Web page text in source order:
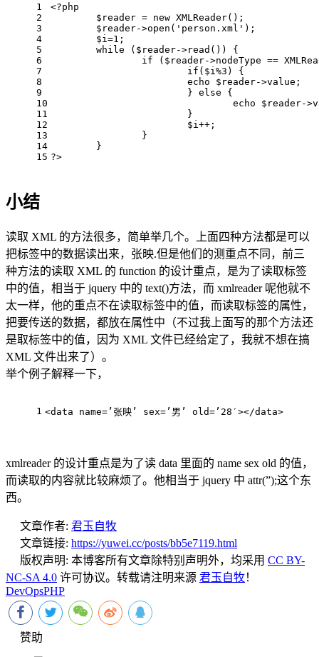
1
2
3
4
5
6
7
8
9
10
11
12
13
14
15
<?php
$reader = new XMLReader();
$reader->open ( 'person.xml' );
$i =1 ;
while
( $reader->read ()) {
if
( $reader->nodeType ==
if ( $i %3 ) {
echo
$reader->value;
			}
else {
echo
$reader-
			}
$i ++;
		}
	}
?>
小结
读取 XML 的方法很多，简单举几个。上面四种方法都是可以
把标签中的数据读出来， 张映.但是他们的测重点不同，前三
种方法的读取 XML 的 function 的设计重点，是为了读取标签
中的值，相当于 jquery 中的 text()方法，而 xmlreader 呢他就不
太一样，他的重点不在读取标签中的值，而读取标签的属性，
把要传送的数据，都放在属性中（不过我上面写的那个方法还
是取标签中的值，因为 XML 文件已经给定了，我就不想在搞
XML 文件出来了）。
举个例子解释一下，
1 <data name= ’张映’ sex= ’男’ old= ’28′ ></data>
xmlreader 的设计重点是为了读 data 里面的 name sex old 的值，
而读取的内容就比较麻烦了。他相当于 jquery 中 attr(”);这个东
西。
文章作者: 君玉自牧
文章链接: https://yuwei.cc/posts/bb5e7119.html
版权声明: 本博客所有文章除特别声明外，均采用 CC BY-
NC-SA 4.0 许可协议。转载请注明来源 君玉自牧！
DevOpsPHP
赞助